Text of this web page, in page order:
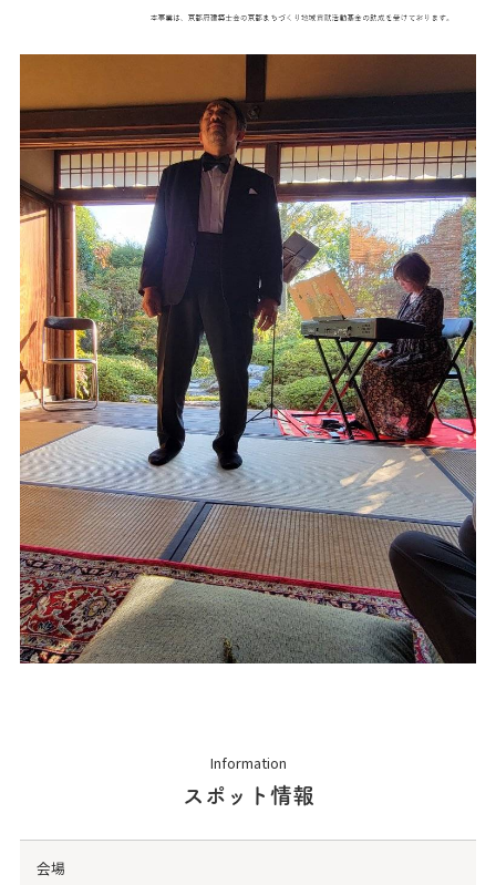
Information
スポット情報
会場